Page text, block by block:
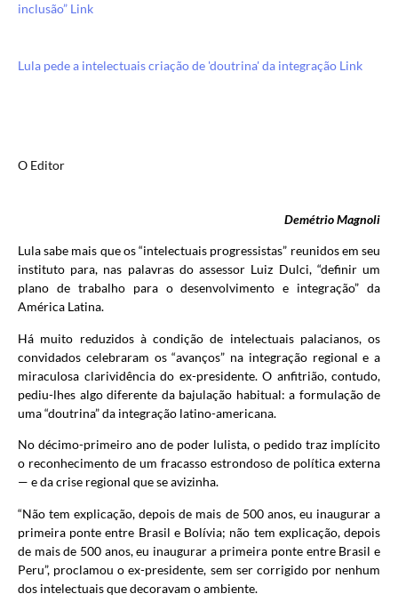
inclusão” Link
Lula pede a intelectuais criação de 'doutrina' da integração Link
O Editor
Demétrio Magnoli
Lula sabe mais que os “intelectuais progressistas” reunidos em seu
instituto para, nas palavras do assessor Luiz Dulci, “definir um
plano de trabalho para o desenvolvimento e integração” da
América Latina.
Há muito reduzidos à condição de intelectuais palacianos, os
convidados celebraram os “avanços” na integração regional e a
miraculosa clarividência do ex-presidente. O anfitrião, contudo,
pediu-lhes algo diferente da bajulação habitual: a formulação de
uma “doutrina” da integração latino-americana.
No décimo-primeiro ano de poder lulista, o pedido traz implícito
o reconhecimento de um fracasso estrondoso de política externa
— e da crise regional que se avizinha.
“Não tem explicação, depois de mais de 500 anos, eu inaugurar a
primeira ponte entre Brasil e Bolívia; não tem explicação, depois
de mais de 500 anos, eu inaugurar a primeira ponte entre Brasil e
Peru”, proclamou o ex-presidente, sem ser corrigido por nenhum
dos intelectuais que decoravam o ambiente.